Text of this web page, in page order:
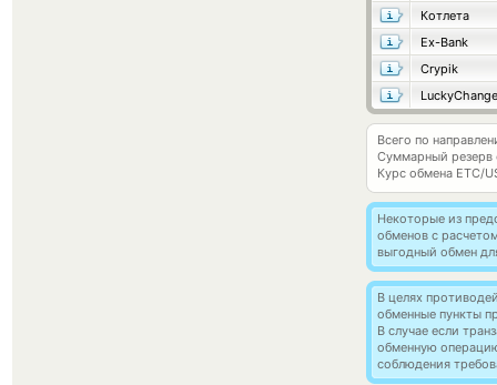
Котлета
Ex-Bank
Crypik
LuckyChange
Всего по
Суммарный резерв
Курс обмена ETC/
Некоторые из
обменов с
выгодный обмен
В целях
обменные пункты
В случае если
обменную
соблюдения